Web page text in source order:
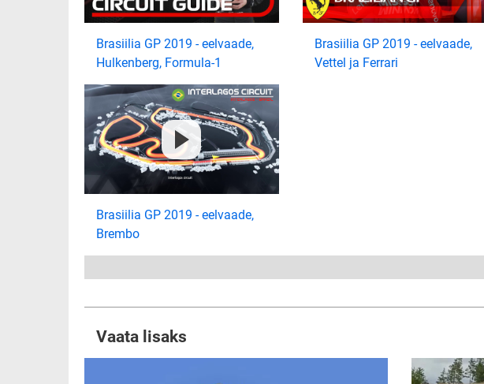
Brasiilia GP 2019 - eelvaade,
Hulkenberg, Formula-1
Brasiilia GP 2019 - eelvaade,
Vettel ja Ferrari
Brasiilia GP 2019 - eelvaade,
Brembo
Vaata lisaks